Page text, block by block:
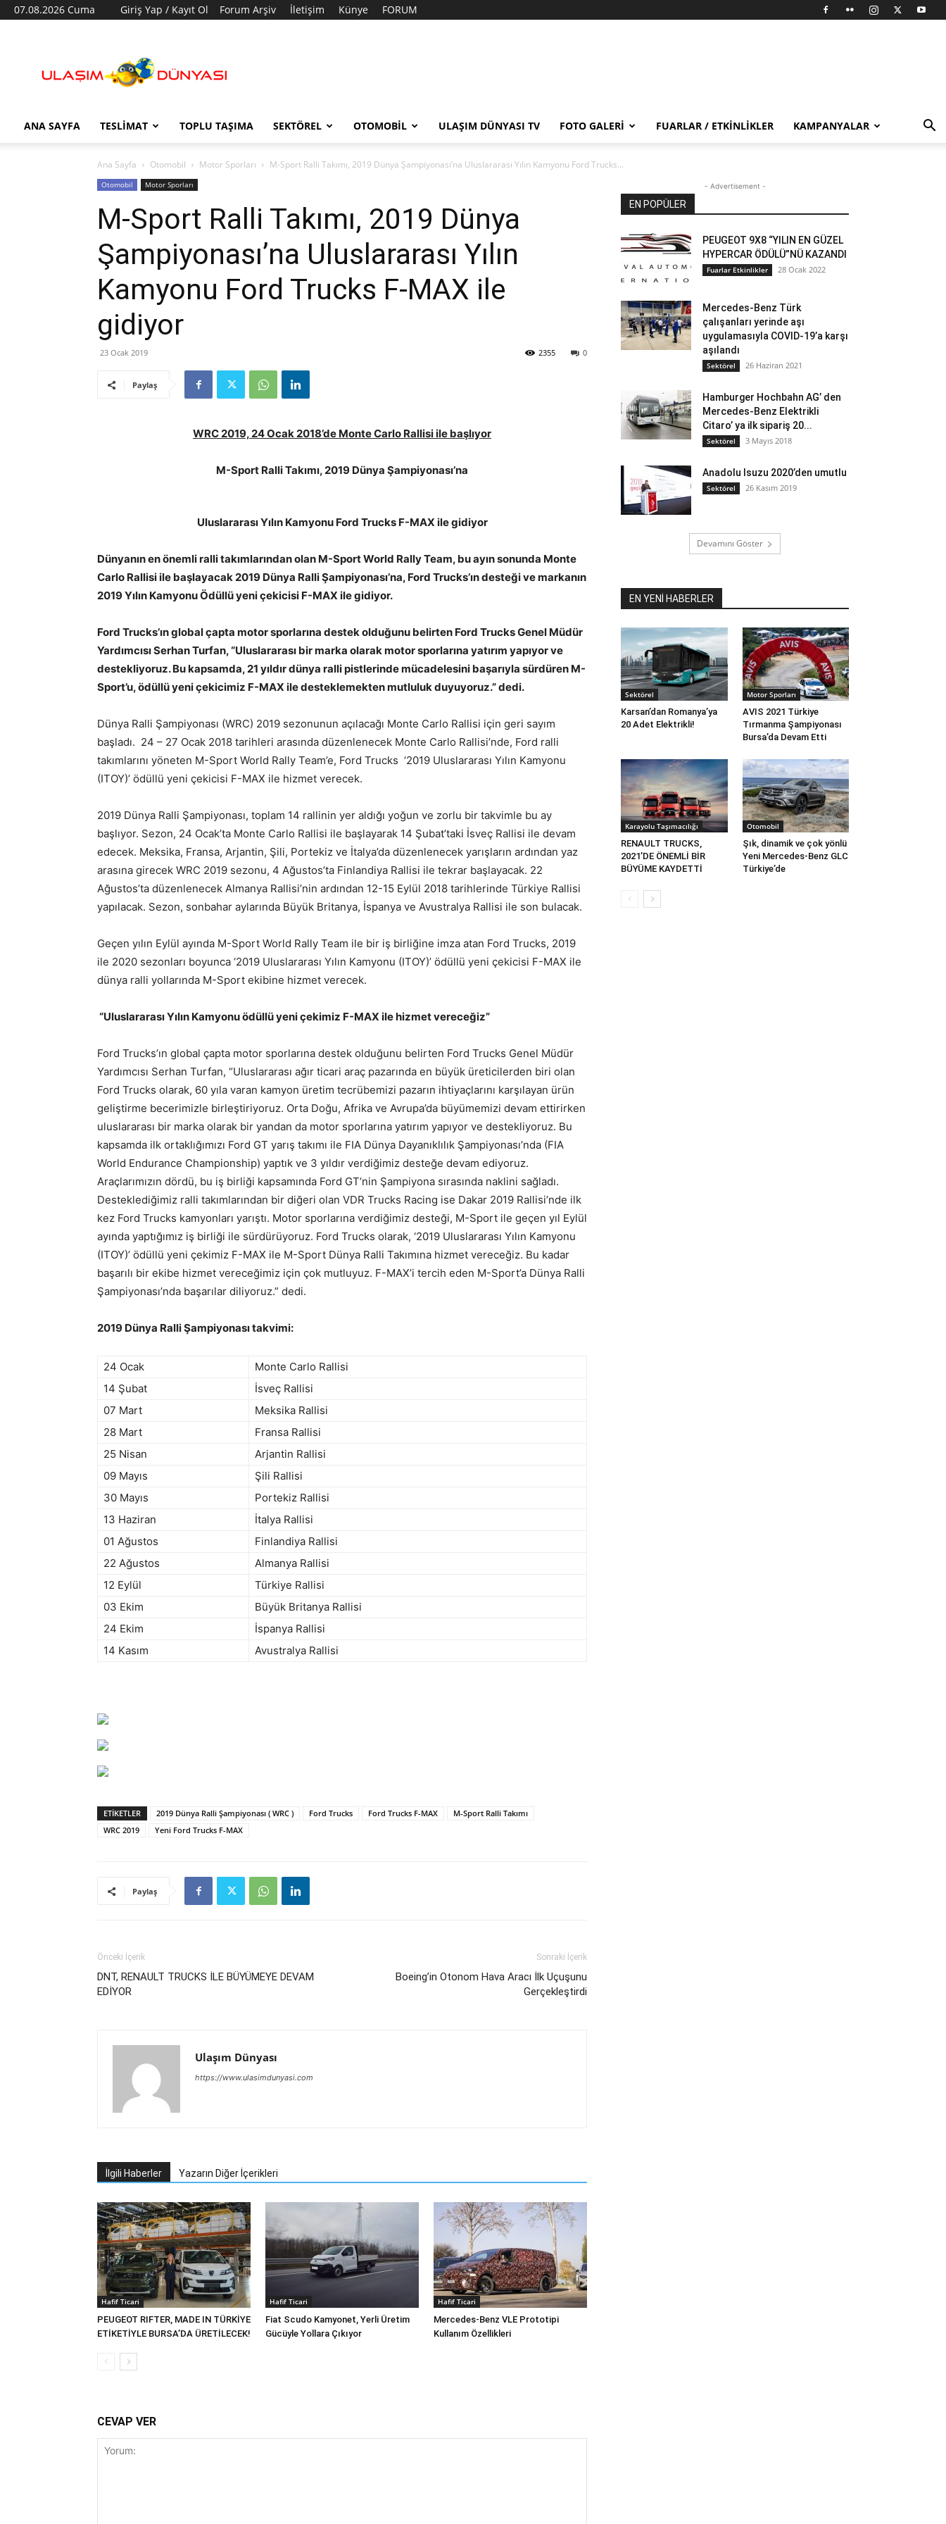
07.08.2026 Cuma Giriş Yap / Kayıt Ol Forum Arşiv İletişim Künye FORUM
Dünyası
ANA SAYFA TESLIMAT TOPLU TAŞIMA SEKTÖREL OTOMOBIL ULAŞIM DÜNYASI TV FOTO GALERI FUARLAR / ETKINLIKLER KAMPANYALAR
Ana Sayfa Otomobil Motor Sporları M-Sport Ralli Takımı, 2019 Dünya Şampiyonası’na Uluslararası Yılın Kamyonu Ford Trucks...
Otomobil Motor Sporları
M-Sport Ralli Takımı, 2019 Dünya
Şampiyonası’na Uluslararası Yılın
Kamyonu Ford Trucks F-MAX ile
gidiyor
23 Ocak 2019 0
2355
Paylaş
WRC 2019, 24 Ocak 2018’de Monte Carlo Rallisi ile başlıyor
M-Sport Ralli Takımı, 2019 Dünya Şampiyonası’na
Uluslararası Yılın Kamyonu Ford Trucks F-MAX ile gidiyor
Dünyanın en önemli ralli takımlarından olan M-Sport World Rally Team, bu ayın sonunda Monte
Carlo Rallisi ile başlayacak 2019 Dünya Ralli Şampiyonası’na, Ford Trucks’ın desteği ve markanın
2019 Yılın Kamyonu Ödüllü yeni çekicisi F-MAX ile gidiyor.
Ford Trucks’ın global çapta motor sporlarına destek olduğunu belirten Ford Trucks Genel Müdür
Yardımcısı Serhan Turfan, “Uluslararası bir marka olarak motor sporlarına yatırım yapıyor ve
destekliyoruz. Bu kapsamda, 21 yıldır dünya ralli pistlerinde mücadelesini başarıyla sürdüren M-
Sport’u, ödüllü yeni çekicimiz F-MAX ile desteklemekten mutluluk duyuyoruz.” dedi.
Dünya Ralli Şampiyonası (WRC) 2019 sezonunun açılacağı Monte Carlo Rallisi için geri sayım
başladı. 24 – 27 Ocak 2018 tarihleri arasında düzenlenecek Monte Carlo Rallisi’nde, Ford ralli
takımlarını yöneten M-Sport World Rally Team’e, Ford Trucks ‘2019 Uluslararası Yılın Kamyonu
(ITOY)’ ödüllü yeni çekicisi F-MAX ile hizmet verecek.
2019 Dünya Ralli Şampiyonası, toplam 14 rallinin yer aldığı yoğun ve zorlu bir takvimle bu ay
başlıyor. Sezon, 24 Ocak’ta Monte Carlo Rallisi ile başlayarak 14 Şubat’taki İsveç Rallisi ile devam
edecek. Meksika, Fransa, Arjantin, Şili, Portekiz ve İtalya’da düzenlenecek yarışların ardından yaz
arasına girecek WRC 2019 sezonu, 4 Ağustos’ta Finlandiya Rallisi ile tekrar başlayacak. 22
Ağustos’ta düzenlenecek Almanya Rallisi’nin ardından 12-15 Eylül 2018 tarihlerinde Türkiye Rallisi
yapılacak. Sezon, sonbahar aylarında Büyük Britanya, İspanya ve Avustralya Rallisi ile son bulacak.
Geçen yılın Eylül ayında M-Sport World Rally Team ile bir iş birliğine imza atan Ford Trucks, 2019
ile 2020 sezonları boyunca ‘2019 Uluslararası Yılın Kamyonu (ITOY)’ ödüllü yeni çekicisi F-MAX ile
dünya ralli yollarında M-Sport ekibine hizmet verecek.
“Uluslararası Yılın Kamyonu ödüllü yeni çekimiz F-MAX ile hizmet vereceğiz”
Ford Trucks’ın global çapta motor sporlarına destek olduğunu belirten Ford Trucks Genel Müdür
Yardımcısı Serhan Turfan, “Uluslararası ağır ticari araç pazarında en büyük üreticilerden biri olan
Ford Trucks olarak, 60 yıla varan kamyon üretim tecrübemizi pazarın ihtiyaçlarını karşılayan ürün
geliştirme becerimizle birleştiriyoruz. Orta Doğu, Afrika ve Avrupa’da büyümemizi devam ettirirken
uluslararası bir marka olarak bir yandan da motor sporlarına yatırım yapıyor ve destekliyoruz. Bu
kapsamda ilk ortaklığımızı Ford GT yarış takımı ile FIA Dünya Dayanıklılık Şampiyonası’nda (FIA
World Endurance Championship) yaptık ve 3 yıldır verdiğimiz desteğe devam ediyoruz.
Araçlarımızın dördü, bu iş birliği kapsamında Ford GT’nin Şampiyona sırasında naklini sağladı.
Desteklediğimiz ralli takımlarından bir diğeri olan VDR Trucks Racing ise Dakar 2019 Rallisi’nde ilk
kez Ford Trucks kamyonları yarıştı. Motor sporlarına verdiğimiz desteği, M-Sport ile geçen yıl Eylül
ayında yaptığımız iş birliği ile sürdürüyoruz. Ford Trucks olarak, ‘2019 Uluslararası Yılın Kamyonu
(ITOY)’ ödüllü yeni çekimiz F-MAX ile M-Sport Dünya Ralli Takımına hizmet vereceğiz. Bu kadar
başarılı bir ekibe hizmet vereceğimiz için çok mutluyuz. F-MAX’i tercih eden M-Sport’a Dünya Ralli
Şampiyonası’nda başarılar diliyoruz.” dedi.
2019 Dünya Ralli Şampiyonası takvimi:
24 Ocak
Monte Carlo Rallisi
14 Şubat
İsveç Rallisi
07 Mart
Meksika Rallisi
28 Mart
Fransa Rallisi
25 Nisan
Arjantin Rallisi
09 Mayıs
Şili Rallisi
30 Mayıs
Portekiz Rallisi
13 Haziran
İtalya Rallisi
01 Ağustos
Finlandiya Rallisi
22 Ağustos
Almanya Rallisi
12 Eylül
Türkiye Rallisi
03 Ekim
Büyük Britanya Rallisi
24 Ekim
İspanya Rallisi
14 Kasım
Avustralya Rallisi
ETIKETLER 2019 Dünya Ralli Şampiyonası ( WRC ) Ford Trucks Ford Trucks F-MAX
M-Sport Ralli Takımı
WRC 2019
Yeni Ford Trucks F-MAX
Paylaş
Önceki İçerik
DNT, RENAULT TRUCKS İLE BÜYÜMEYE DEVAM
EDİYOR
Sonraki İçerik
Boeing’in Otonom Hava Aracı İlk Uçuşunu
Gerçekleştirdi
Ulaşım Dünyası
https://www.ulasimdunyasi.com
İlgili Haberler Yazarın Diğer İçerikleri
Hafif Ticari
PEUGEOT RIFTER, MADE IN TÜRKİYE
ETİKETİYLE BURSA’DA ÜRETİLECEK!
Hafif Ticari
Fiat Scudo Kamyonet, Yerli Üretim
Gücüyle Yollara Çıkıyor
Hafif Ticari
Mercedes-Benz VLE Prototipi
Kullanım Özellikleri
CEVAP VER
- Advertisement -
EN POPÜLER
PEUGEOT 9X8 “YILIN EN GÜZEL
HYPERCAR ÖDÜLÜ”NÜ KAZANDI
Fuarlar Etkinlikler 28 Ocak 2022
Mercedes-Benz Türk
çalışanları yerinde aşı
uygulamasıyla COVID-19’a karşı
aşılandı
Sektörel 26 Haziran 2021
Hamburger Hochbahn AG’ den
Mercedes-Benz Elektrikli
Citaro’ ya ilk sipariş 20...
Sektörel 3 Mayıs 2018
Anadolu Isuzu 2020’den umutlu
Sektörel 26 Kasım 2019
Devamını Göster
EN YENİ HABERLER
Sektörel
Karsan’dan Romanya’ya
20 Adet Elektrikli!
Motor Sporları
AVIS 2021 Türkiye
Tırmanma Şampiyonası
Bursa’da Devam Etti
Karayolu Taşımacılığı
RENAULT TRUCKS,
2021’DE ÖNEMLİ BİR
BÜYÜME KAYDETTİ
Otomobil
Şık, dinamik ve çok yönlü
Yeni Mercedes-Benz GLC
Türkiye’de